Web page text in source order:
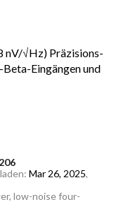
nV/√Hz) Präzisions-
Eingängen und
Mar 26, 2025,
low-noise four-